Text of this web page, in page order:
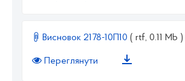
Висновок 2178-10П10 ( rtf, 0.11 Mb )
Переглянути